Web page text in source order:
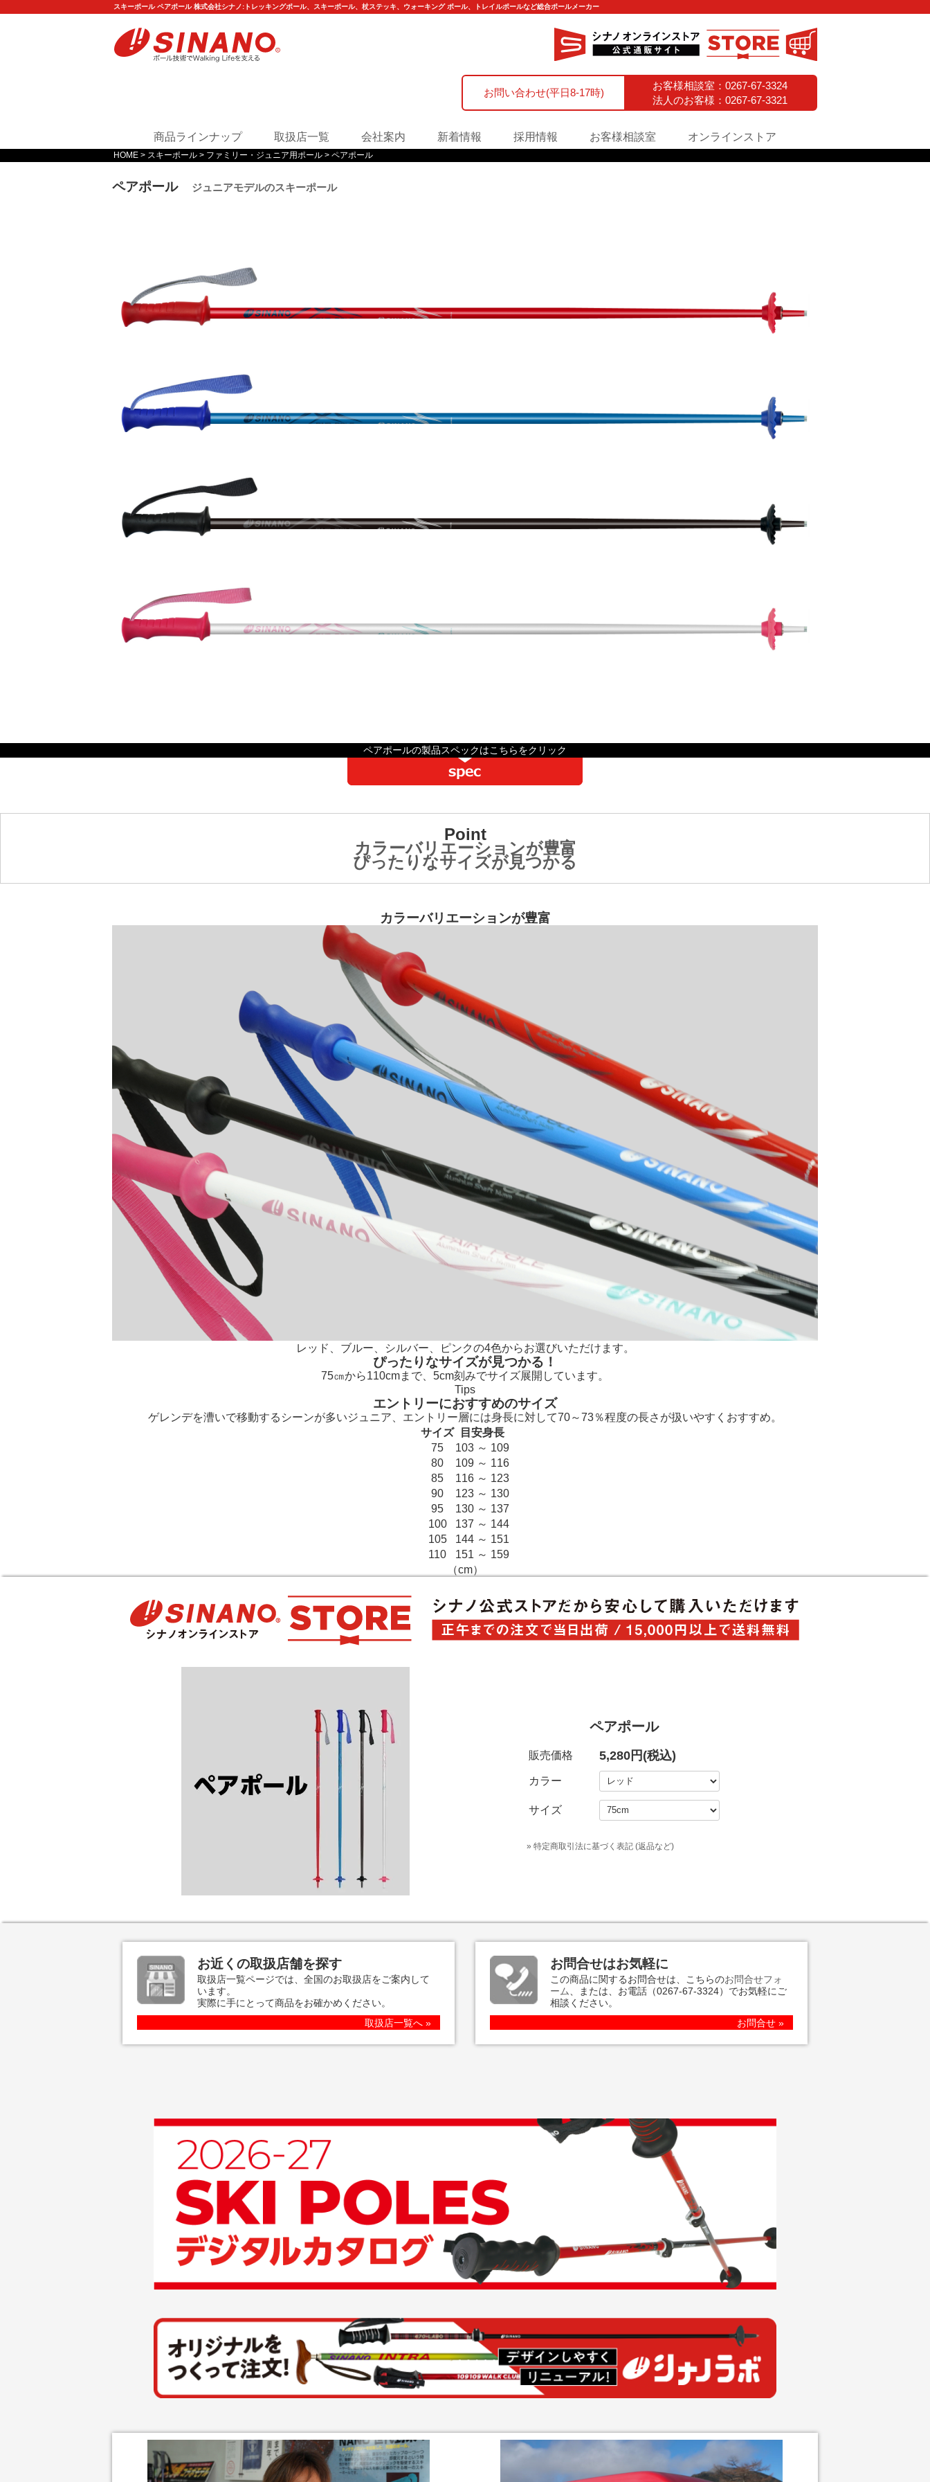
スキーポール ペアポール 株式会社シナノ:トレッキングポール、スキーポール、杖ステッキ、ウォーキング ポール、トレイルポールなど総合ポールメーカー
お問い合わせ(平日8-17時)
お客様相談室： 0267-67-3324
法人のお客様： 0267-67-3321
商品ラインナップ 取扱店一覧 会社案内 新着情報 採用情報 お客様相談室 オンラインストア
HOME スキーポール ファミリー・ジュニア用ポール ペアポール
ペアポール ジュニアモデルのスキーポール
ペアポールの製品スペックはこちらをクリック
Point
カラーバリエーションが豊富
ぴったりなサイズが見つかる
カラーバリエーションが豊富
レッド、ブルー、シルバー、ピンクの4色からお選びいただけます。
ぴったりなサイズが見つかる！
75㎝から110cmまで、5cm刻みでサイズ展開しています。
Tips
エントリーにおすすめのサイズ
ゲレンデを漕いで移動するシーンが多いジュニア、エントリー層には身長に対して70～73％程度の長さが扱いやすくおすすめ。
サイズ
目安身長
75
103 ～ 109
80
109 ～ 116
85
116 ～ 123
90
123 ～ 130
95
130 ～ 137
100
137 ～ 144
105
144 ～ 151
110
151 ～ 159
（cm）
ペアポール
販売価格 5,280円(税込)
カラー
サイズ
» 特定商取引法に基づく表記 (返品など)
お近くの取扱店舗を探す
取扱店一覧ページでは、全国のお取扱店をご案内して
います。
実際に手にとって商品をお確かめください。
取扱店一覧へ »
お問合せはお気軽に
この商品に関するお問合せは、こちらのお問合せフォ
ーム、または、お電話（0267-67-3324） でお気軽にご
相談ください。
お問合せ »